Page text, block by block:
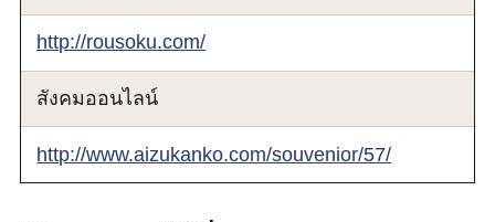
http://rousoku.com/
สังคมออนไลน์
http://www.aizukanko.com/souvenior/57/